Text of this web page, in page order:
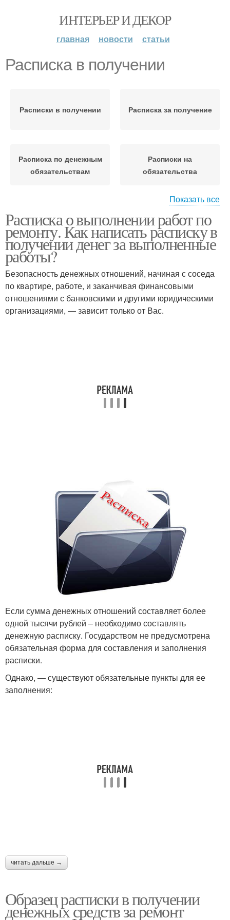
ИНТЕРЬЕР И ДЕКОР
главная новости статьи
Расписка в получении
Расписки в получении Расписка за получение
Расписка по денежным
обязательствам
Расписки на
обязательства
Расписки за работу Расписка за зарплату
Расписка за аванс Идеальная расписка
Показать все
Расписка о выполнении работ по
ремонту. Как написать расписку в
получении денег за выполненные
работы?
Безопасность денежных отношений, начиная с соседа
по квартире, работе, и заканчивая финансовыми
отношениями с банковскими и другими юридическими
организациями, — зависит только от Вас.
Если сумма денежных отношений составляет более
одной тысячи рублей – необходимо составлять
денежную расписку. Государством не предусмотрена
обязательная форма для составления и заполнения
расписки.
Однако, — существуют обязательные пункты для ее
заполнения:
читать дальше →
Образец расписки в получении
денежных средств за ремонт